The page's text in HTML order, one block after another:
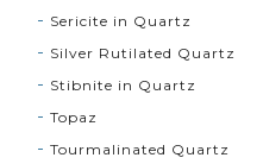
Sericite in Quartz
Silver Rutilated Quartz
Stibnite in Quartz
Topaz
Tourmalinated Quartz